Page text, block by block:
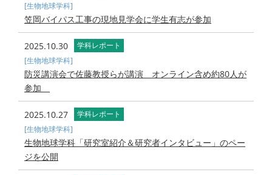
[生物地球学科]
笠岡バイパス工事の現地見学会に学生有志が参加
2025.10.30
学科レポート
[生物地球学科]
防災講演会で佐藤教授らが講演 オンライン含め約80人が
参加
2025.10.27
学科レポート
[生物地球学科]
生物地球学科「研究室紹介＆研究者インタビュー」のペー
ジを公開